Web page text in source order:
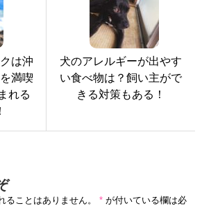
は沖
満喫
れる
犬のアレルギーが出やす
い食べ物は？飼い主がで
きる対策もある！
ることはありません。 * が付いている欄は必